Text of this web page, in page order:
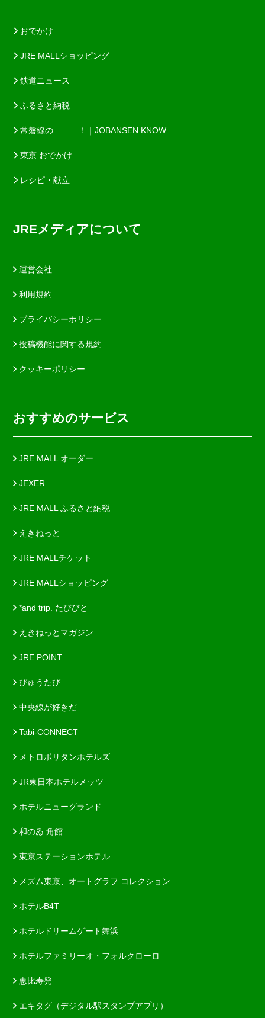
おでかけ
JRE MALLショッピング
鉄道ニュース
ふるさと納税
常磐線の＿＿＿！｜JOBANSEN KNOW
東京 おでかけ
レシピ・献立
JREメディアについて
運営会社
利用規約
プライバシーポリシー
投稿機能に関する規約
クッキーポリシー
おすすめのサービス
JRE MALL オーダー
JEXER
JRE MALL ふるさと納税
えきねっと
JRE MALLチケット
JRE MALLショッピング
*and trip. たびびと
えきねっとマガジン
JRE POINT
びゅうたび
中央線が好きだ
Tabi-CONNECT
メトロポリタンホテルズ
JR東日本ホテルメッツ
ホテルニューグランド
和のゐ 角館
東京ステーションホテル
メズム東京、オートグラフ コレクション
ホテルB4T
ホテルドリームゲート舞浜
ホテルファミリーオ・フォルクローロ
恵比寿発
エキタグ（デジタル駅スタンプアプリ）